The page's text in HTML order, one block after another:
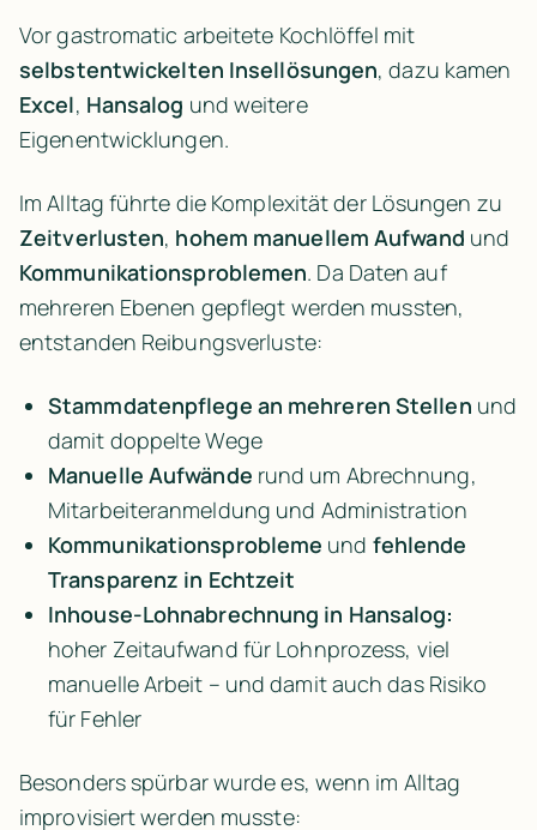
selbstentwickelten Insellösungen
Excel, Hansalog und weitere
Eigenentwicklungen.
Zeitverlusten, hohem manuellem Aufwand
Kommunikationsproblemen. Da Daten auf
mehreren Ebenen gepflegt werden mussten,
entstanden Reibungsverluste:
Stammdatenpflege an mehreren Stellen und
damit doppelte Wege
Manuelle Aufwände rund um Abrechnung,
Mitarbeiteranmeldung und Administration
Kommunikationsprobleme und fehlende
Transparenz in Echtzeit
hoher Zeitaufwand für Lohnprozess, viel
manuelle Arbeit – und damit auch das Risiko
für Fehler
Besonders spürbar wurde es, wenn im Alltag
improvisiert werden musste: